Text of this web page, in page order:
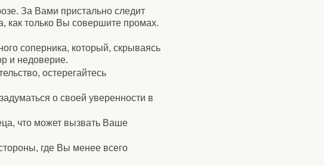
За Вами пристально следит
как только Вы совершите промах.
соперника, который, скрываясь
и недоверие.
остерегайтесь
о своей уверенности в
что может вызвать Ваше
где Вы менее всего